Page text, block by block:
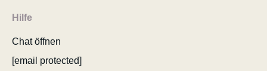
Hilfe
Chat öffnen
[email protected]